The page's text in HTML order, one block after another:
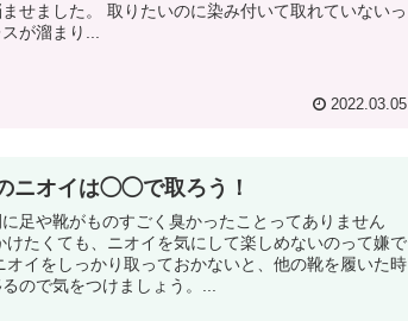
のに染み付いて取れていないっ
が溜まり...
2022.03.05
ニオイは◯◯で取ろう！
足や靴がものすごく臭かったことってありません
ので気をつけましょう。...